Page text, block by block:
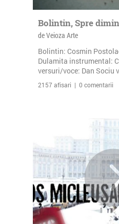
Bolintin, Spre
de Veioza Arte
Bolintin: Cosmin
Dulamita instrumental:
versuri/voce: Dan Sociu
2157 afisari | 0 comentarii